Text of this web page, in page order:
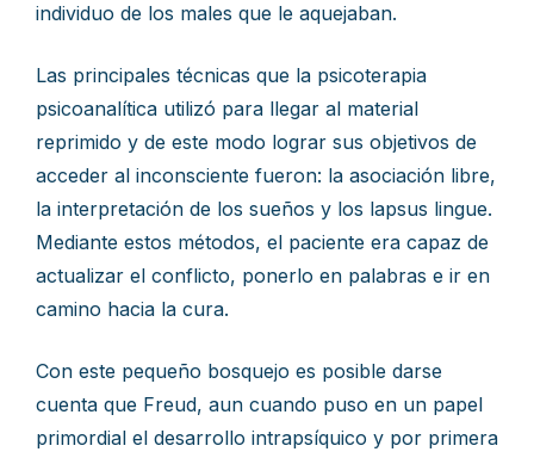
individuo de los males que le aquejaban.
Las principales técnicas que la psicoterapia
psicoanalítica utilizó para llegar al material
reprimido y de este modo lograr sus objetivos de
acceder al inconsciente fueron: la asociación libre,
la interpretación de los sueños y los lapsus lingue.
Mediante estos métodos, el paciente era capaz de
actualizar el conflicto, ponerlo en palabras e ir en
camino hacia la cura.
Con este pequeño bosquejo es posible darse
cuenta que Freud, aun cuando puso en un papel
primordial el desarrollo intrapsíquico y por primera